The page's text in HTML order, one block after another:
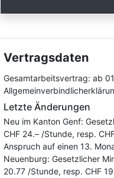
Vertragsdaten
Gesamtarbeitsvertrag: ab
Letzte Änderungen
Neu im Kanton Genf:
CHF 24.– /Stunde, resp.
Anspruch auf einen 13.
Neuenburg: Gesetzlicher
20.77 /Stunde, resp. CHF